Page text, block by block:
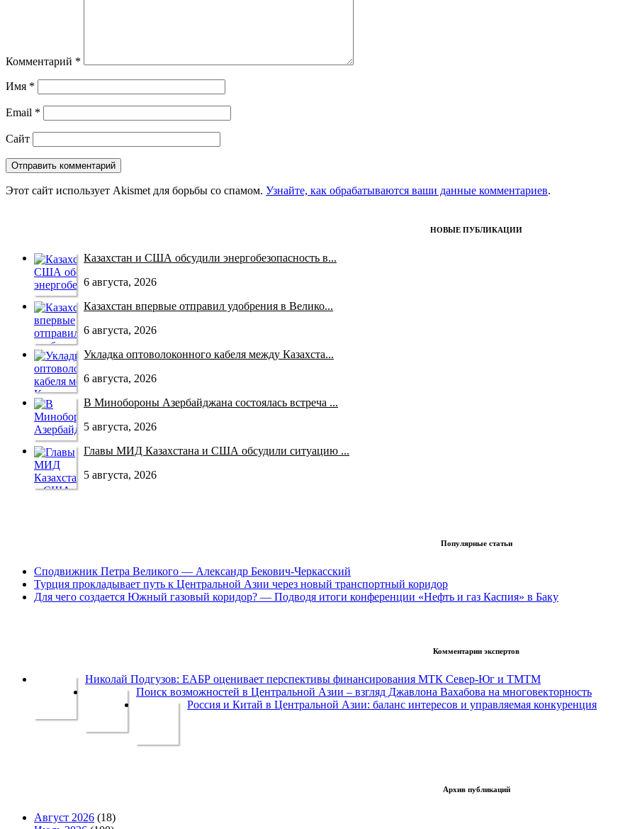
Комментарий *
Имя *
Email *
Сайт
Этот сайт использует Akismet для борьбы со спамом. Узнайте, как обрабатываются ваши данные комментариев.
НОВЫЕ ПУБЛИКАЦИИ
Казахстан и США обсудили энергобезопасность в...
6 августа, 2026
Казахстан впервые отправил удобрения в Велико...
6 августа, 2026
Укладка оптоволоконного кабеля между Казахста...
6 августа, 2026
В Минобороны Азербайджана состоялась встреча ...
5 августа, 2026
Главы МИД Казахстана и США обсудили ситуацию ...
5 августа, 2026
Популярные статьи
Сподвижник Петра Великого — Александр Бекович-Черкасский
Турция прокладывает путь к Центральной Азии через новый транспортный коридор
Для чего создается Южный газовый коридор? — Подводя итоги конференции «Нефть и газ Каспия» в Баку
Комментарии экспертов
Николай Подгузов: ЕАБР оценивает перспективы финансирования МТК Север-Юг и ТМТМ
Поиск возможностей в Центральной Азии – взгляд Джавлона Вахабова на многовекторность
Россия и Китай в Центральной Азии: баланс интересов и управляемая конкуренция
Архив публикаций
Август 2026 (18)